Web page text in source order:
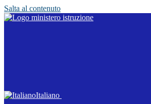
Salta al contenuto
Italiano